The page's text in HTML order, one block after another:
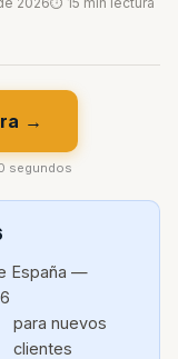
→
segundos
España —
para nuevos
clientes